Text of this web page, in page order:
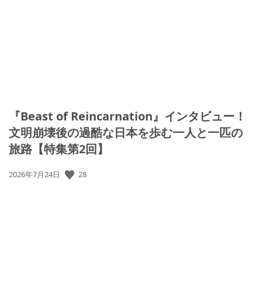
『Beast of Reincarnation』インタビュー！
文明崩壊後の過酷な日本を歩む一人と一匹の
旅路【特集第2回】
公
2026年7月24日 28